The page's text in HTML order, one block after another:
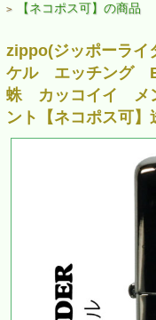
> 【ネコポス可】の商品
zippo(ジッポーライ
ケル エッチング
蛛 カッコイイ メ
ント【ネコポス可】